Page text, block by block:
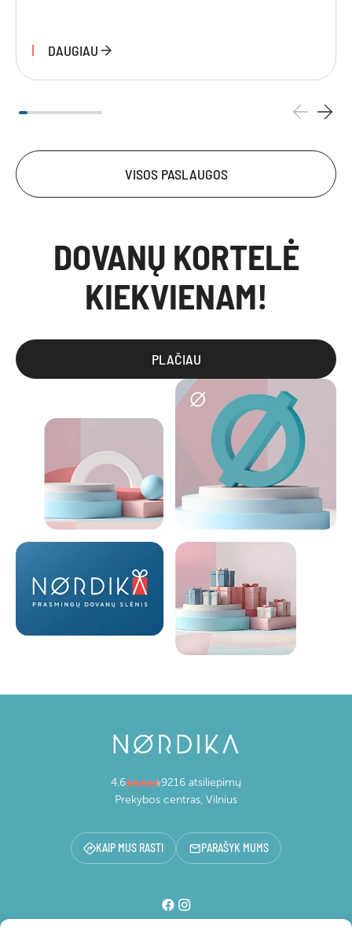
DAUGIAU
VISOS PASLAUGOS
DOVANŲ KORTELĖ
KIEKVIENAM!
PLAČIAU
4.6
9216 atsiliepimų
Prekybos centras, Vilnius
KAIP MUS RASTI PARAŠYK MUMS